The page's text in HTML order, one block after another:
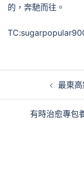
的，奔馳而往。
最東
有時治愈專包